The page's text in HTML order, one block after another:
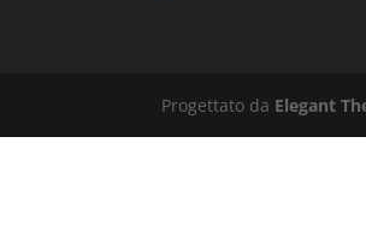
Progettato da Elegant